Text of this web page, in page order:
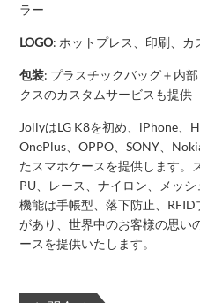
ラー
LOGO: ホットプレス、印刷、カ
包装: プラスチックバッグ＋内
クスのカスタムサービスも提供
JollyはLG K8を初め、iPhone、
OnePlus、OPPO、SONY、
たスマホケースを提供します。
PU、レース、ナイロン、メッシ
機能は手帳型、落下防止、
があり、世界中のお客様の思い
ースを提供いたします。